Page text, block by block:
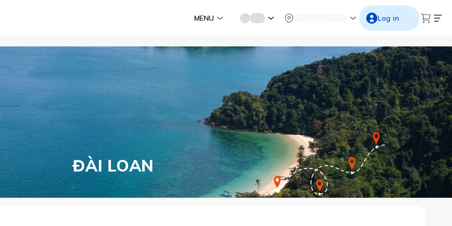
MENU Log in
Vietravel MICE
Vietravel Loyalty
ĐÀI LOAN
Từ cố đô đến thành thăng longNgắm hoa